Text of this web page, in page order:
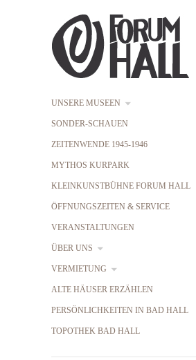
UNSERE MUSEEN
SONDER-SCHAUEN
ZEITENWENDE 1945-1946
MYTHOS KURPARK
KLEINKUNSTBÜHNE FORUM HALL
ÖFFNUNGSZEITEN & SERVICE
VERANSTALTUNGEN
ÜBER UNS
VERMIETUNG
ALTE HÄUSER ERZÄHLEN
PERSÖNLICHKEITEN IN BAD HALL
TOPOTHEK BAD HALL